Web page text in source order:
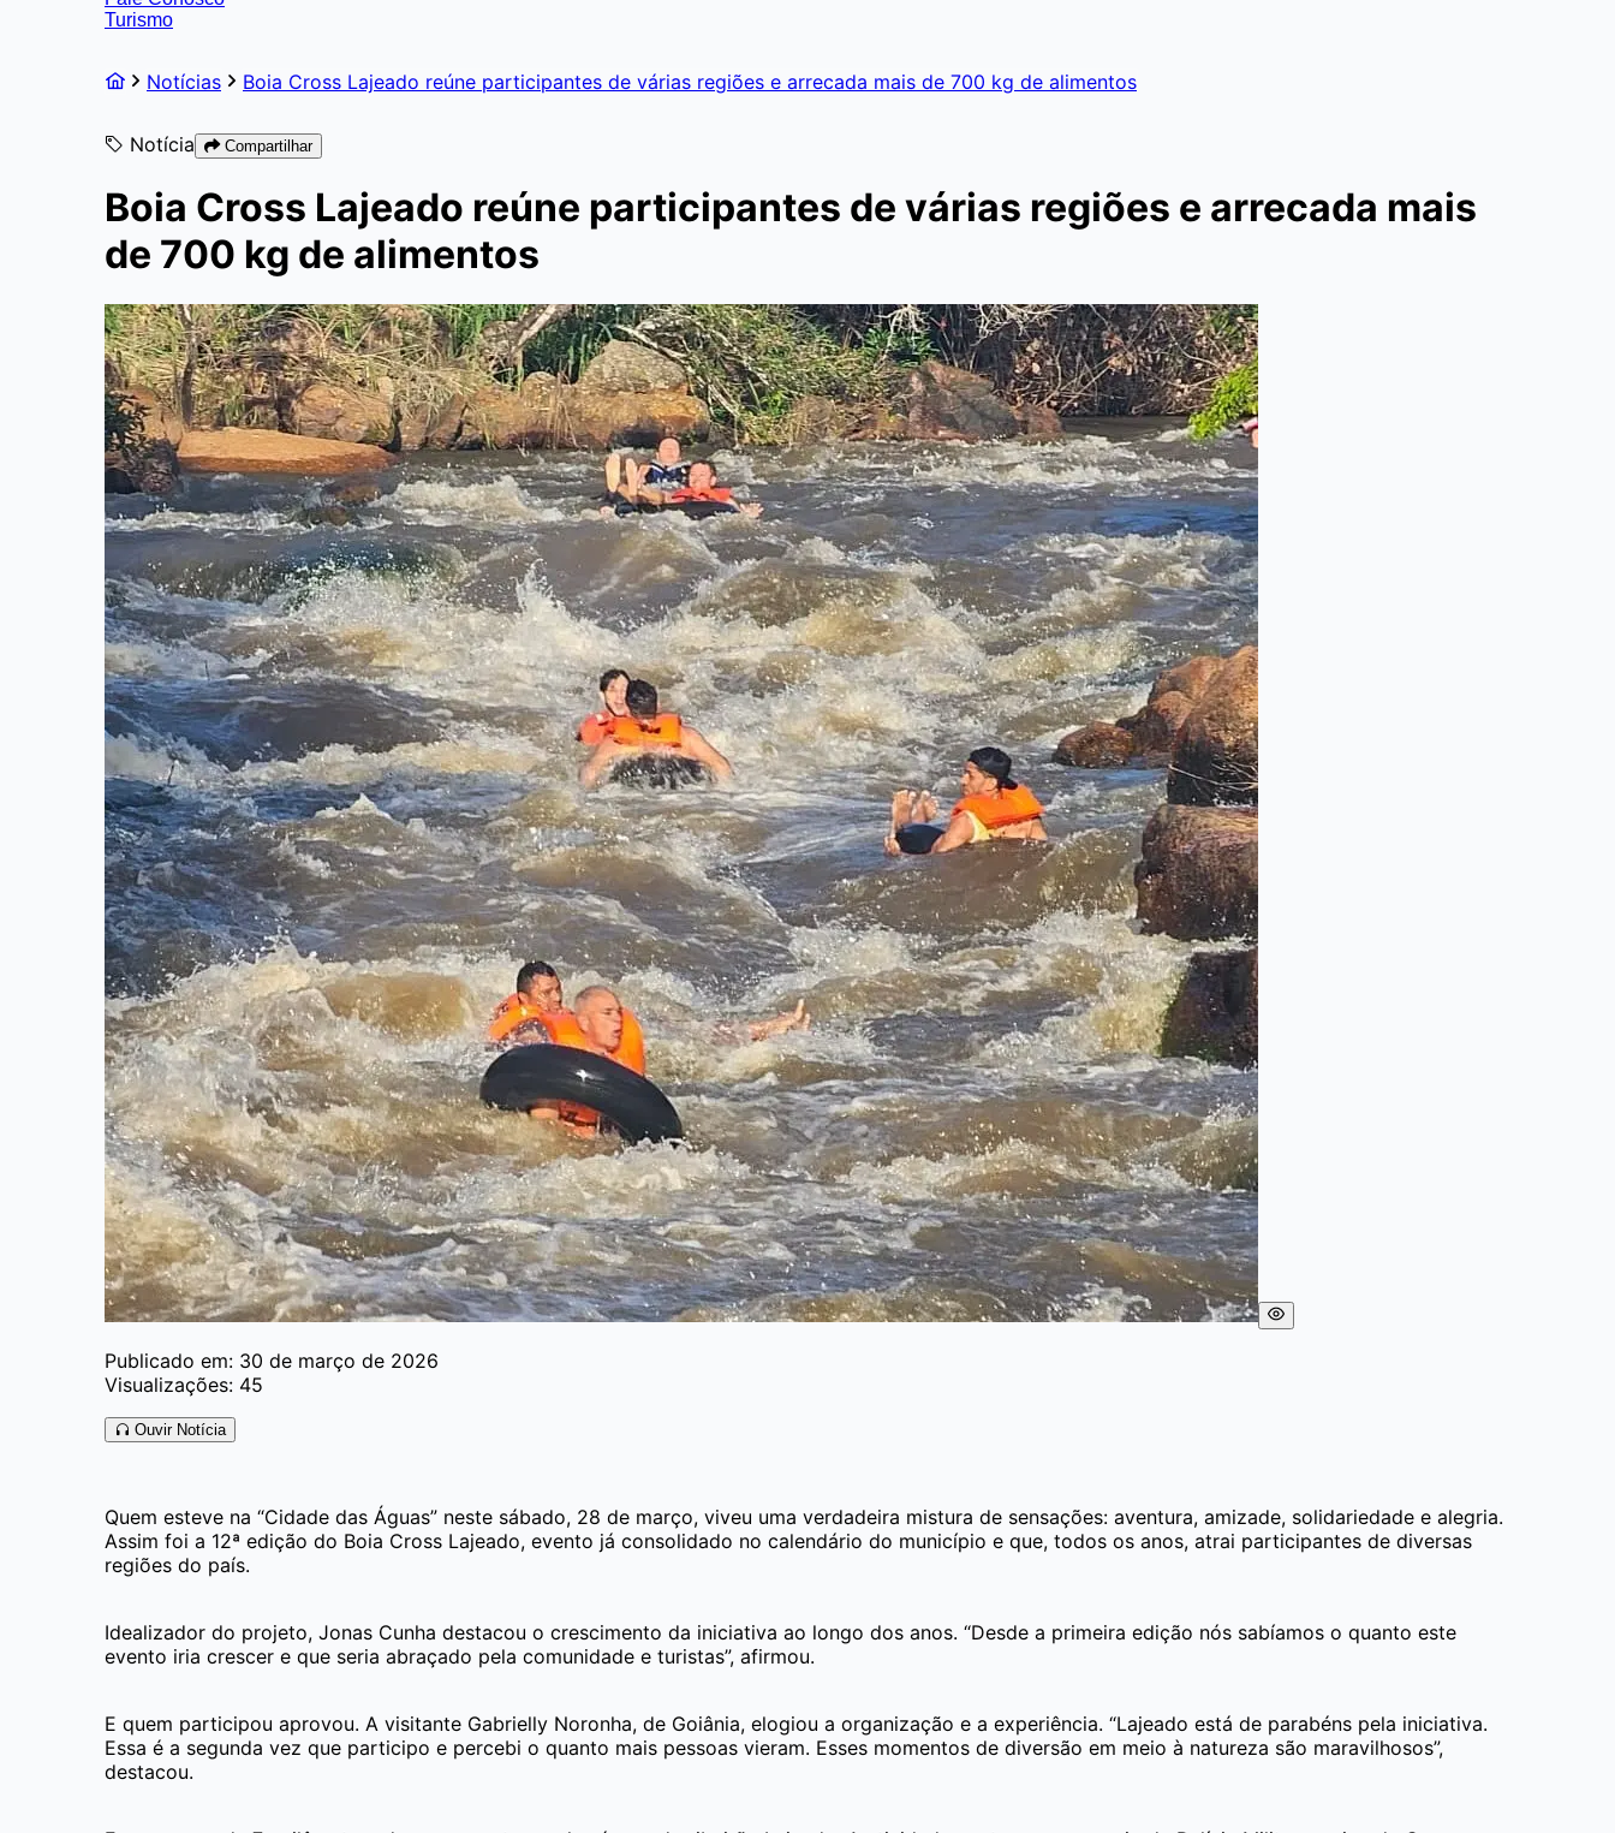
Turismo
Notícias Boia Cross Lajeado reúne participantes de várias regiões e arrecada mais de 700 kg de alimentos
Notícia Compartilhar
Boia Cross Lajeado reúne participantes de várias regiões e arrecada mais
de 700 kg de alimentos
Publicado em: 30 de março de 2026
Visualizações: 45
Ouvir Notícia
Quem esteve na “Cidade das Águas” neste sábado, 28 de março, viveu uma verdadeira mistura de sensações: aventura, amizade, solidariedade e alegria.
Assim foi a 12ª edição do Boia Cross Lajeado, evento já consolidado no calendário do município e que, todos os anos, atrai participantes de diversas
regiões do país.
Idealizador do projeto, Jonas Cunha destacou o crescimento da iniciativa ao longo dos anos. “Desde a primeira edição nós sabíamos o quanto este
evento iria crescer e que seria abraçado pela comunidade e turistas”, afirmou.
E quem participou aprovou. A visitante Gabrielly Noronha, de Goiânia, elogiou a organização e a experiência. “Lajeado está de parabéns pela iniciativa.
Essa é a segunda vez que participo e percebi o quanto mais pessoas vieram. Esses momentos de diversão em meio à natureza são maravilhosos”,
destacou.